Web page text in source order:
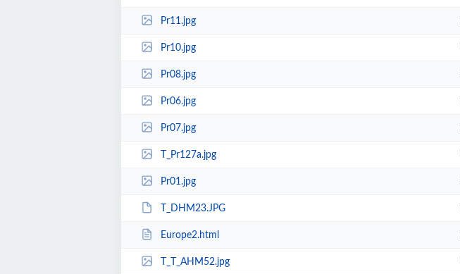
Pr11.jpg
Pr10.jpg
Pr08.jpg
Pr06.jpg
Pr07.jpg
T_Pr127a.jpg
Pr01.jpg
T_DHM23.JPG
Europe2.html
T_T_AHM52.jpg